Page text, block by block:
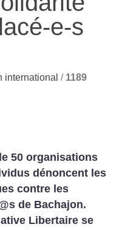
e-s
international / 1189
50 organisations
dénoncent les
contre les
de Bachajon.
Libertaire se